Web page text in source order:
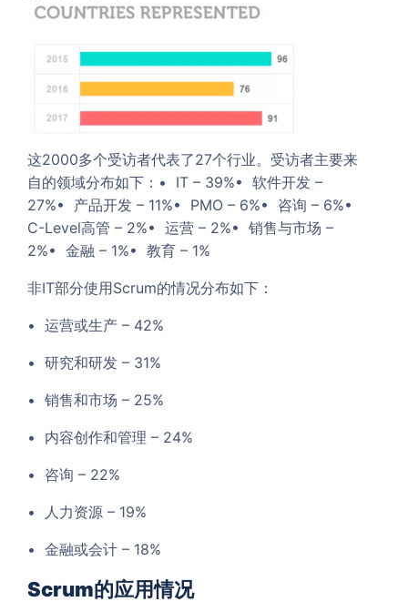
这2000多个受访者代表了27个行业。受访者主要来
自的领域分布如下：• IT – 39%• 软件开发 –
27%• 产品开发 – 11%• PMO – 6%• 咨询 – 6%•
C-Level高管 – 2%• 运营 – 2%• 销售与市场 –
2%• 金融 – 1%• 教育 – 1%
非IT部分使用Scrum的情况分布如下：
• 运营或生产 – 42%
• 研究和研发 – 31%
• 销售和市场 – 25%
• 内容创作和管理 – 24%
• 咨询 – 22%
• 人力资源 – 19%
• 金融或会计 – 18%
Scrum的应用情况